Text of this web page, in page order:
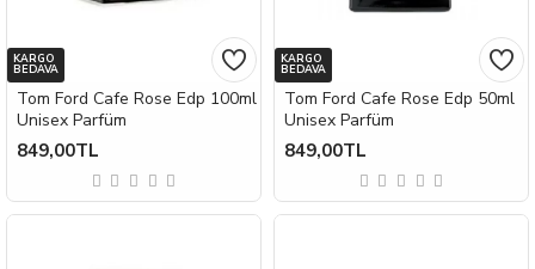
KARGO
BEDAVA
Tom Ford Cafe Rose Edp 100ml
Unisex Parfüm
849,00TL
KARGO
BEDAVA
Tom Ford Cafe Rose Edp 50ml
Unisex Parfüm
849,00TL